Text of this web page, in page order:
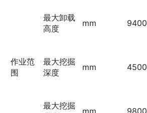
作业范
围
最大卸载
高度
mm 9400
最大挖掘
深度
mm 4500
最大挖掘
mm 9800